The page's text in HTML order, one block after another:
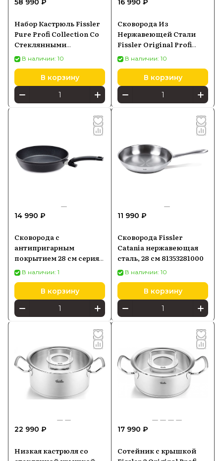
России.
58 990 ₽
Набор Кастрюль Fissler
Pure Profi Collection Со
Стеклянными
Крышками 4 Шт.
086115040000
В наличии: 10
В корзину
16 990 ₽
Сковорода Из
Нержавеющей Стали
Fissler Original Profi
Collection Stielpfanne 24
Cm (84478241000)
В наличии: 10
В корзину
14 990 ₽
Сковорода с
антипригарным
покрытием 28 см серия
Adamant Comfort,
алюминий, Fissler,
Германия, 159105281
В наличии: 1
В корзину
11 990 ₽
Сковорода Fissler
Catania нержавеющая
сталь, 28 см 81353281000
В наличии: 10
В корзину
22 990 ₽
Низкая кастрюля со
17 990 ₽
Сотейник с крышкой